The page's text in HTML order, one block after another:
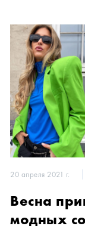
20 апреля 2021 г.
Весна
модных